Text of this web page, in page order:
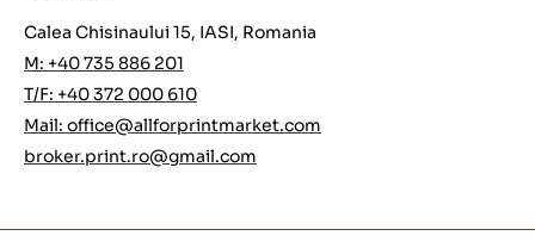
Calea Chisinaului 15, IASI, Romania
M: +40 735 886 201
T/F: +40 372 000 610
Mail: office@allforprintmarket.com
broker.print.ro@gmail.com